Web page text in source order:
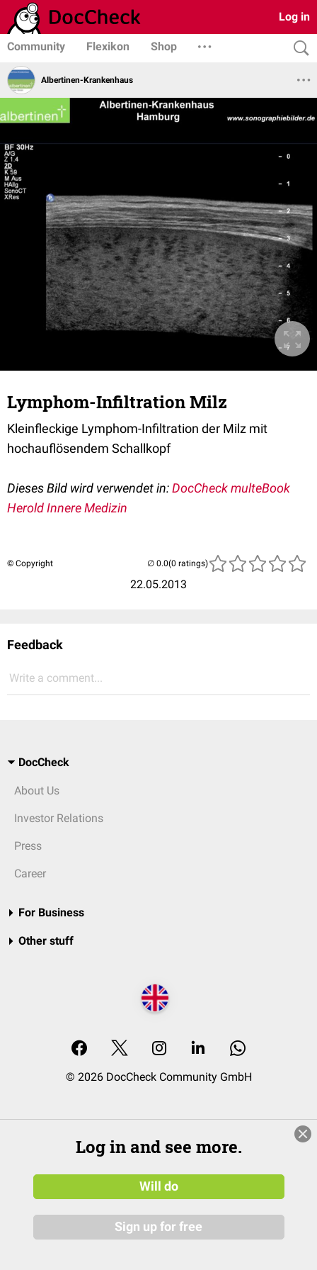
Log in
Community Flexikon Shop
Albertinen-Krankenhaus
Lymphom-Infiltration Milz
Kleinfleckige Lymphom-Infiltration der Milz mit
hochauflösendem Schallkopf
Dieses Bild wird verwendet in:DocCheck multeBook
Herold Innere Medizin
© Copyright
22.05.2013
(0 ratings)
Feedback
Write a comment...
DocCheck
About Us
Investor Relations
Press
Career
For Business
Other stuff
© 2026 DocCheck Community GmbH
Log in and see more.
Will do
Sign up for free